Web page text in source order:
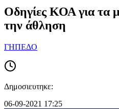
Οδηγίες ΚΟΑ για τα
την άθληση
ΓΗΠΕΔΟ
Δημοσιευτηκε:
06-09-2021 17:25